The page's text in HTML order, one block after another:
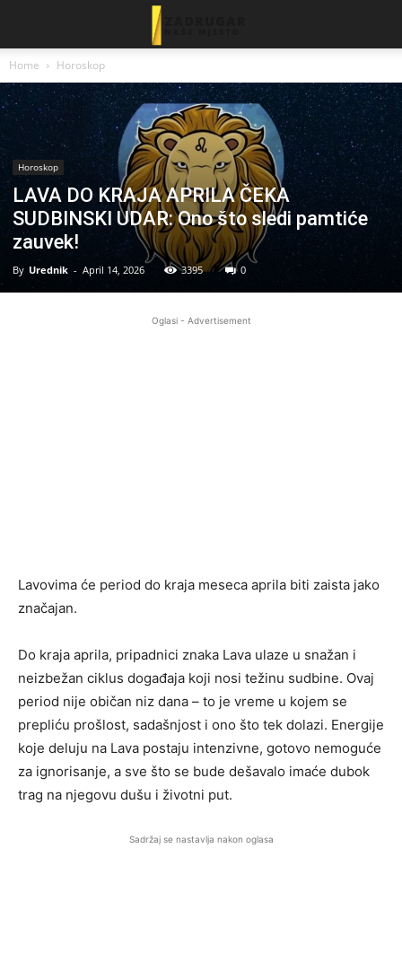
Home Horoskop
Horoskop
LAVA DO KRAJA APRILA ČEKA
SUDBINSKI UDAR: Ono što sledi pamtiće
zauvek!
By Urednik - April 14, 2026 3395 0
Oglasi - Advertisement
Lavovima će period do kraja meseca aprila biti zaista jako
značajan.
Do kraja aprila, pripadnici znaka Lava ulaze u snažan i
neizbežan ciklus događaja koji nosi težinu sudbine. Ovaj
period nije običan niz dana – to je vreme u kojem se
prepliću prošlost, sadašnjost i ono što tek dolazi. Energije
koje deluju na Lava postaju intenzivne, gotovo nemoguće
za ignorisanje, a sve što se bude dešavalo imaće dubok
trag na njegovu dušu i životni put.
Sadržaj se nastavlja nakon oglasa